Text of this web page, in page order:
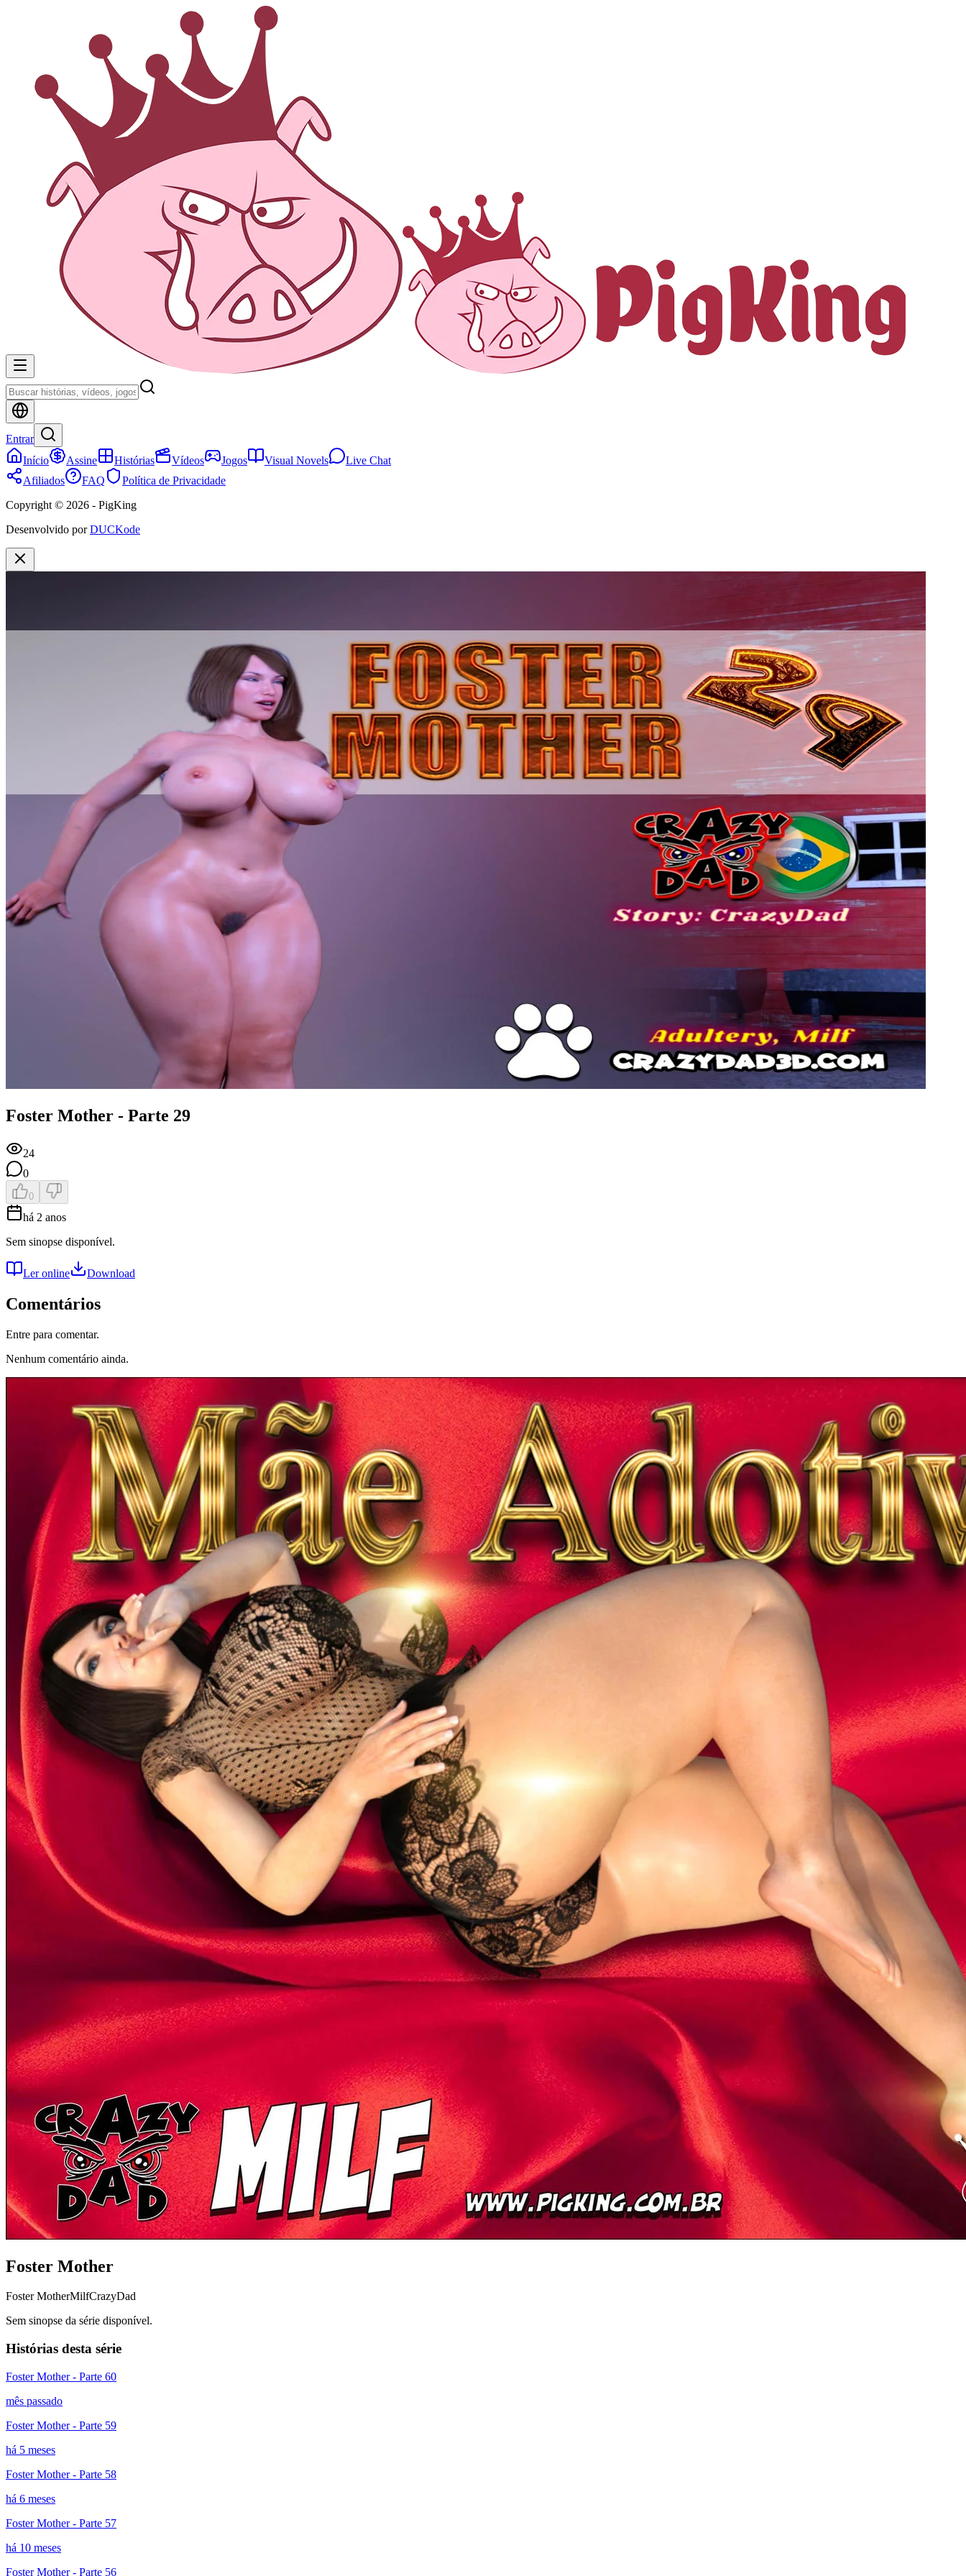
Entrar
Início
Assine Histórias Vídeos Jogos Visual Novels
Live Chat
Afiliados
FAQ
Política de Privacidade
Copyright © 2026 - PigKing
Desenvolvido por DUCKode
Foster Mother - Parte 29
24
0
0
há 2 anos
Sem sinopse disponível.
Ler online Download
Comentários
Entre para comentar.
Nenhum comentário ainda.
Foster Mother
Foster MotherMilfCrazyDad
Sem sinopse da série disponível.
Histórias desta série
Foster Mother - Parte 60
mês passado
Foster Mother - Parte 59
há 5 meses
Foster Mother - Parte 58
há 6 meses
Foster Mother - Parte 57
há 10 meses
Foster Mother - Parte 56